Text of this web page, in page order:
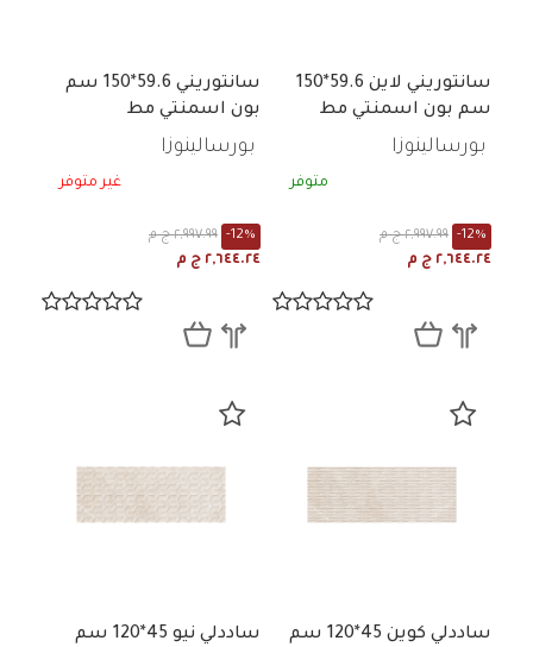
سانتوريني لاين 59.6*150
سم بون اسمنتي مط
متوفر
٢,٩٩٧.٩٩ ج م -12%
٢,٦٤٤.٢٤ ج م
سانتوريني 59.6*150 سم
بون اسمنتي مط
غير متوفر
٢,٩٩٧.٩٩ ج م -12%
٢,٦٤٤.٢٤ ج م
ساددلي كوين 45*120 سم
ساددلي نيو 45*120 سم